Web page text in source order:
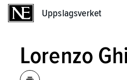
Uppslagsverket
Lorenzo